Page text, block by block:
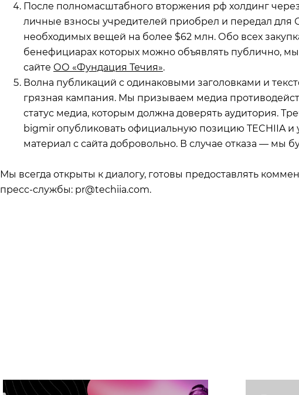
После полномасштабного вторжения рф холдинг
личные взносы учредителей приобрел и передал для
необходимых вещей на более $62 млн. Обо всех
бенефициарах которых можно объявлять публично,
сайте ОО «Фундация Течия».
Волна публикаций с одинаковыми заголовками и
грязная кампания. Мы призываем медиа
статус медиа, которым должна доверять аудитория.
bigmir опубликовать официальную позицию TECHIIA и
материал с сайта добровольно. В случае отказа — мы
Мы всегда открыты к диалогу, готовы предоставлять
пресс-службы: pr@techiia.com.